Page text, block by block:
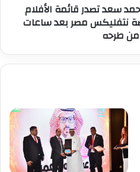
سعد تصدر قائمة الأفلام
نتفليكس مصر بعد ساعات
من طرحه